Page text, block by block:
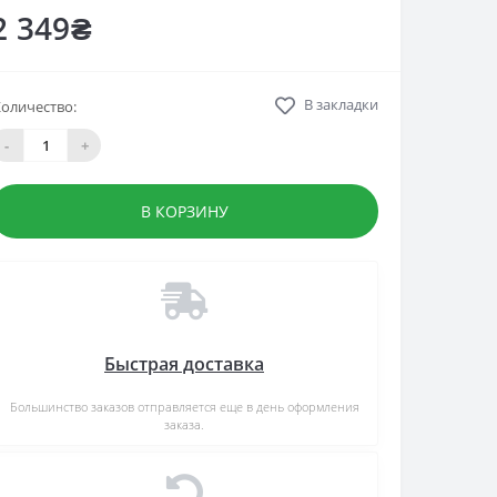
349₴
-
+
В закладки
В КОРЗИНУ
Быстрая доставка
Большинство заказов отправляется еще в день оформления
заказа.